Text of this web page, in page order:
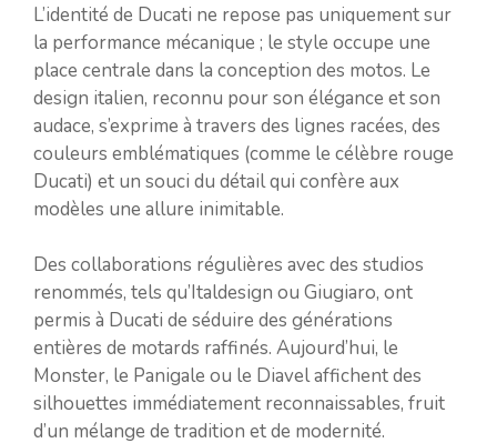
L’identité de Ducati ne repose pas uniquement sur
la performance mécanique ; le style occupe une
place centrale dans la conception des motos. Le
design italien, reconnu pour son élégance et son
audace, s’exprime à travers des lignes racées, des
couleurs emblématiques (comme le célèbre rouge
Ducati) et un souci du détail qui confère aux
modèles une allure inimitable.
Des collaborations régulières avec des studios
renommés, tels qu’Italdesign ou Giugiaro, ont
permis à Ducati de séduire des générations
entières de motards raffinés. Aujourd’hui, le
Monster, le Panigale ou le Diavel affichent des
silhouettes immédiatement reconnaissables, fruit
d’un mélange de tradition et de modernité.